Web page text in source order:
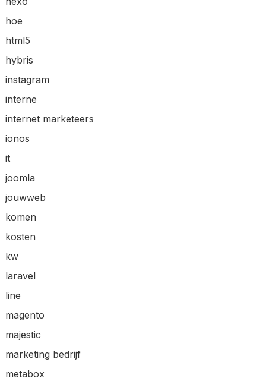
hoe
html5
hybris
instagram
interne
internet marketeers
ionos
it
joomla
jouwweb
komen
kosten
kw
laravel
line
magento
majestic
marketing bedrijf
metabox